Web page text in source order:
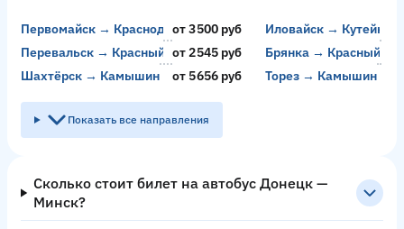
Первомайск → Краснодарот 3500 руб Иловайск →
Перевальск → Красный Колосот 2545 руб Брянка → Красный
Шахтёрск → Камышин
от 5656 руб Торез → Камышин
Показать все направления
Сколько стоит билет на автобус Донецк —
Минск?